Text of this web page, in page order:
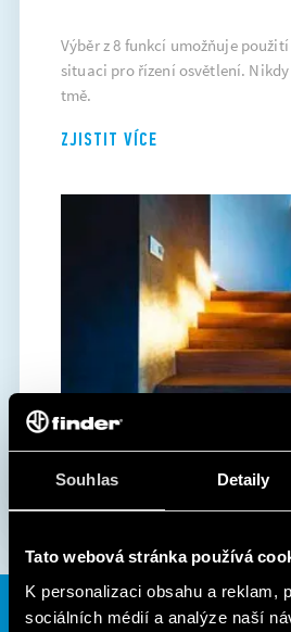
Souhlas Detaily
Tato webová stránka používá
K personalizaci obsahu a reklam,
sociálních médií a analýze naší
Výběr z 8 funkcí umožňuje
situaci pro řízení osvětlení.
tmě.
ZJISTIT VÍCE